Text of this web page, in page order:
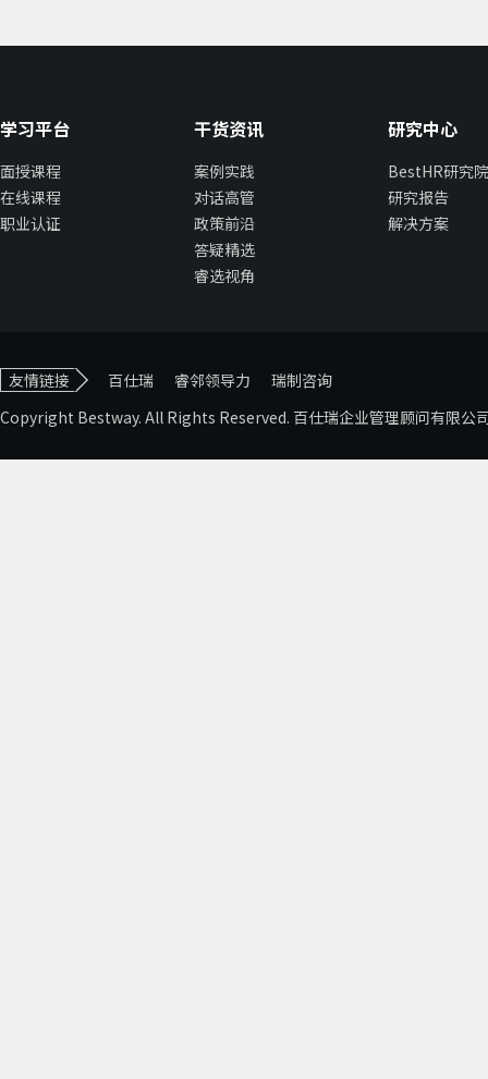
学习平台
面授课程
在线课程
职业认证
干货资讯
案例实践
对话高管
政策前沿
答疑精选
睿选视角
研究中心
BestHR研究院
研究报告
解决方案
友情链接 百仕瑞 睿邻领导力
瑞制咨询
Copyright Bestway. All Rights Reserved. 百仕瑞企业管理顾问有限公